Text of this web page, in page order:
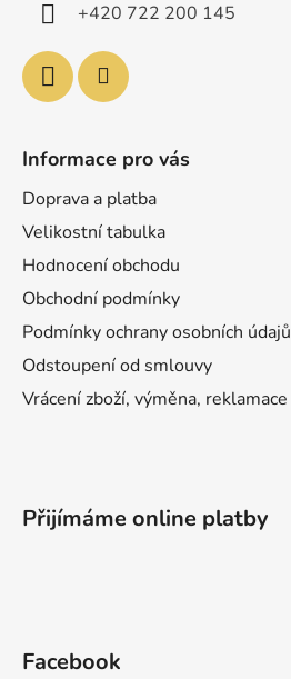
+420 722 200 145
Informace pro vás
Doprava a platba
Velikostní tabulka
Hodnocení obchodu
Obchodní podmínky
Podmínky ochrany osobních údajů
Odstoupení od smlouvy
Vrácení zboží, výměna, reklamace
Přijímáme online platby
Facebook